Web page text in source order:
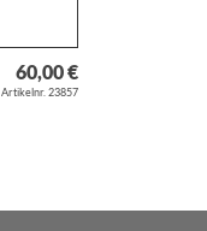
60,00 €
Artikelnr. 23857